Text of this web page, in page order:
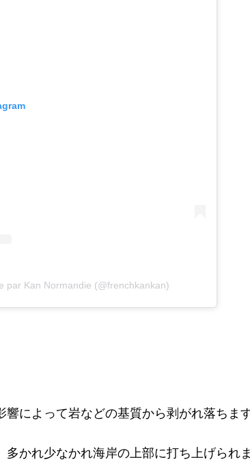
par Kan Normandie (@frenchkankan)
によって岩などの基質から剥がれ落ちます
かれ少なかれ海岸の上部に打ち上げられま